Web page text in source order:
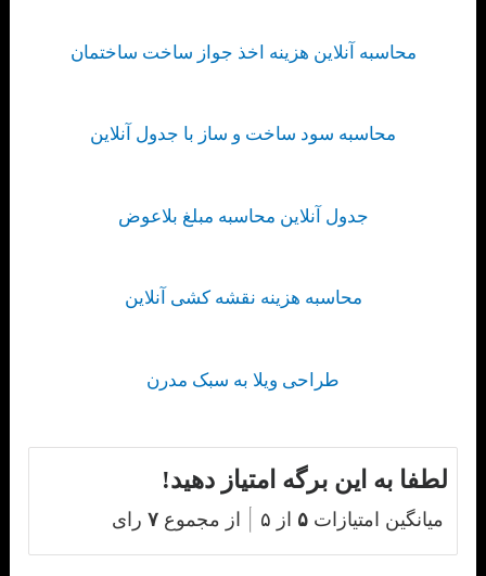
محاسبه آنلاین هزینه اخذ جواز ساخت ساختمان
محاسبه سود ساخت و ساز با جدول آنلاین
جدول آنلاین محاسبه مبلغ بلاعوض
محاسبه هزینه نقشه کشی آنلاین
طراحی ویلا به سبک مدرن
لطفا به این برگه امتیاز دهید!
میانگین امتیازات۵ از ۵ از مجموع۷ رای